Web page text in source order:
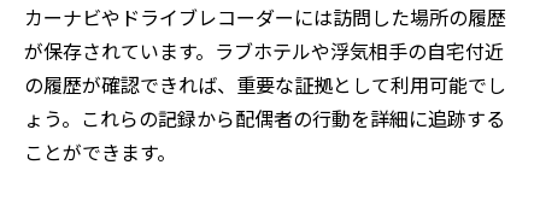
カーナビやドライブレコーダーには訪問した場所の履歴
が保存されています。ラブホテルや浮気相手の自宅付近
の履歴が確認できれば、重要な証拠として利用可能でし
ょう。これらの記録から配偶者の行動を詳細に追跡する
ことができます。